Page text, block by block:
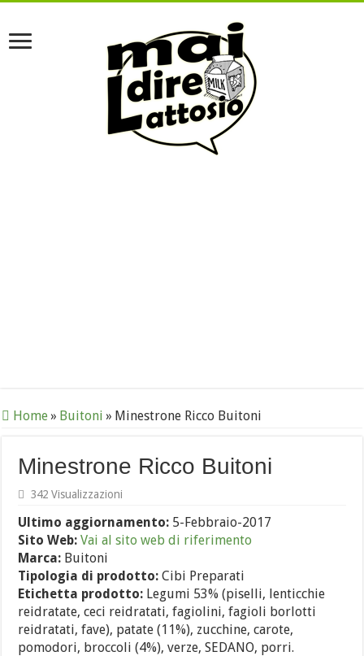
Home» Buitoni » Minestrone Ricco Buitoni
Minestrone Ricco Buitoni
342 Visualizzazioni
Ultimo aggiornamento: 5-Febbraio-2017
Sito Web: Vai al sito web di riferimento
Marca: Buitoni
Tipologia di prodotto: Cibi Preparati
Etichetta prodotto: Legumi 53% (piselli, lenticchie
reidratate, ceci reidratati, fagiolini, fagioli borlotti
reidratati, fave), patate (11%), zucchine, carote,
pomodori, broccoli (4%), verze, SEDANO, porri.